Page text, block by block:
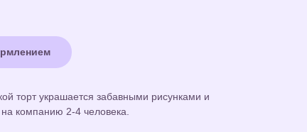
торт украшается забавными рисунками и
компанию 2-4 человека.